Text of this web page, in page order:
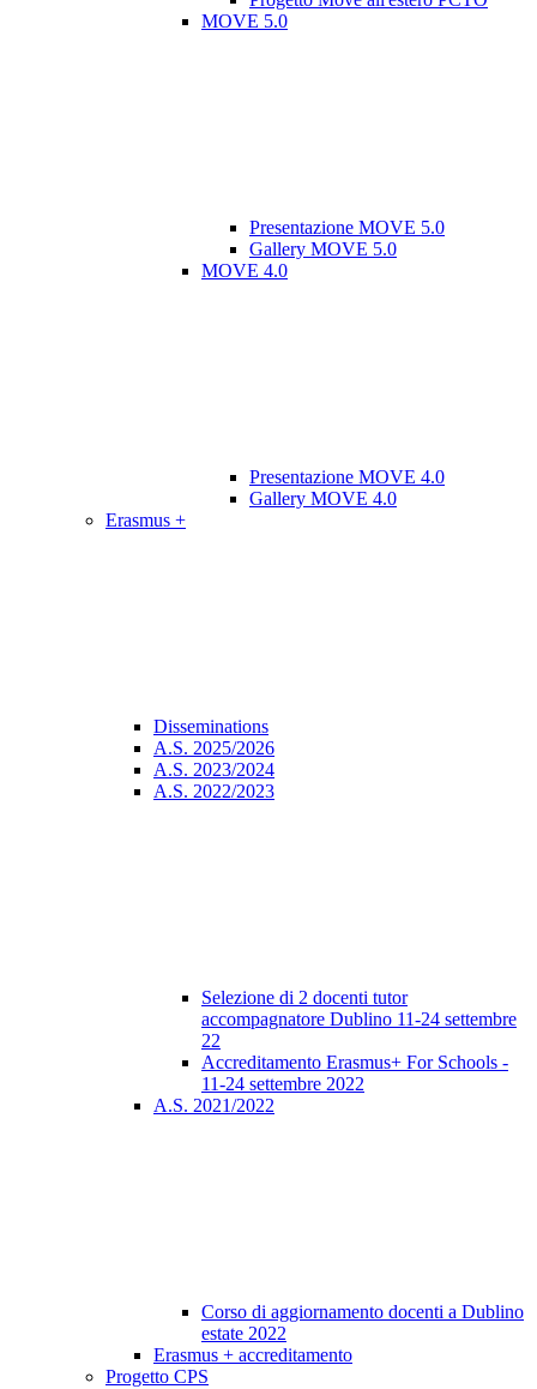
MOVE 5.0
Presentazione MOVE 5.0
Gallery MOVE 5.0
MOVE 4.0
Presentazione MOVE 4.0
Gallery MOVE 4.0
Erasmus +
Disseminations
A.S. 2025/2026
A.S. 2023/2024
A.S. 2022/2023
Selezione di 2 docenti tutor
accompagnatore Dublino 11-24 settembre
22
Accreditamento Erasmus+ For Schools -
11-24 settembre 2022
A.S. 2021/2022
Corso di aggiornamento docenti a Dublino
estate 2022
Erasmus + accreditamento
Progetto CPS